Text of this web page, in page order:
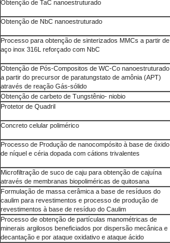
Obtenção de TaC nanoestruturado
Obtenção de NbC nanoestruturado
Processo para obtenção de sinterizados MMCs a partir de
aço inox 316L reforçado com NbC
Obtenção de Pós-Compositos de WC-Co nanoestruturado
a partir do precursor de paratungstato de amônia (APT)
através de reação Gás-sólido
Obtenção de carbeto de Tungstênio- niobio
Protetor de Quadril
Concreto celular polimérico
Processo de Produção de nanocompósito à base de óxido
de níquel e céria dopada com cátions trivalentes
Microfiltração de suco de caju para obtenção de cajuína
através de membranas biopoliméricas de quitosana
Formulação de massa cerâmica a base de resíduos do
caulim para revestimentos e processo de produção de
revestimentos à base de resíduo do Caulim
Processo de obtenção de partículas manométricas de
minerais argilosos beneficiados por dispersão mecânica e
decantação e por ataque oxidativo e ataque ácido